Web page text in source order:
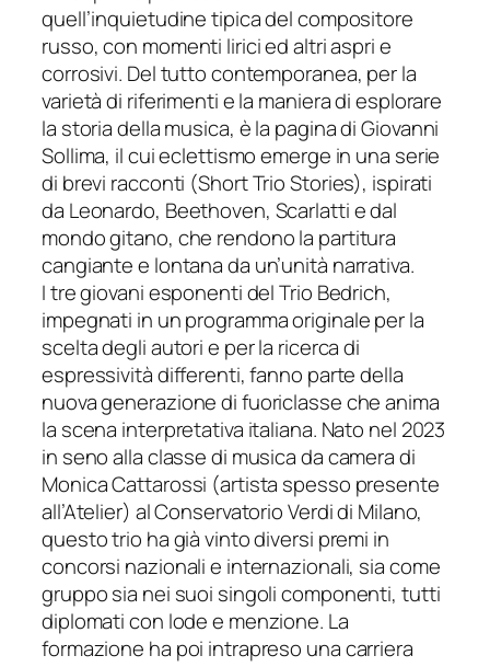
quell’inquietudine tipica del compositore
russo, con momenti lirici ed altri aspri e
corrosivi. Del tutto contemporanea, per la
varietà di riferimenti e la maniera di esplorare
la storia della musica, è la paginadi Giovanni
Sollima, il cui eclettismo emerge in una serie
di brevi racconti (Short Trio Stories), ispirati
da Leonardo, Beethoven, Scarlatti e dal
mondo gitano, che rendono la partitura
cangiante e lontana da un’unità narrativa.
I tre giovani esponenti del Trio Bedrich,
impegnati in un programma originale per la
scelta degli autori e per la ricerca di
espressività differenti, fanno parte della
nuova generazione di fuoriclasse che anima
la scena interpretativa italiana. Nato nel 2023
in seno alla classe di musica da camera di
Monica Cattarossi (artista spesso presente
all’Atelier) al Conservatorio Verdi di Milano,
questo trio ha già vinto diversi premi in
concorsi nazionali e internazionali, sia come
gruppo sia nei suoi singoli componenti, tutti
diplomati con lode e menzione. La
formazione ha poi intrapreso una carriera